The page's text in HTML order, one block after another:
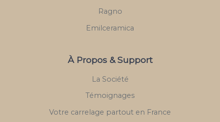
Ragno
Emilceramica
À Propos & Support
La Société
Témoignages
Votre carrelage partout en France